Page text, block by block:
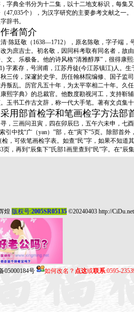
字典全书分为十二集，以十二地支标识，每集
47,035个），为汉字研究的主要参考文献之一
辞书。
者简介
廷敬（1638—1712），原名陈敬，字子端，
为庶吉士。初名敬，因同科考取有同名者，故
文、乐极备。他的诗风格“清雅醇厚”，很得康熙
素存，号润甫，江苏丹徒(今江苏镇江)人。生
三传，深邃於史学。历任翰林院编修、国子
丹叛乱。历官凡五十年，为太平宰相二十年。
熙字典》的总裁官。他数度勘视河工，支持靳
玉书工作古文辞，称一代大手笔。著有文贞集
采用部首检字和笔画检字方法部
三画问丑寅，四在卯辰巳，五午六未申，七酉
中找“广（yan）”部，在“寅下”5页。除部首外
可依笔画检字表。如查“民”字，如果不知道其
页，再到“辰集下”氏部1画里查到“民”字。在“辰
煌 版权号:2005SR05135©20240403 http://CiDu.net
05000184号 如何改名？ 点这或联系:0595-